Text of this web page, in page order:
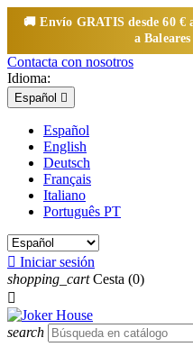
🚚 Envío GRATISdesde 60 €
a
Contacta con nosotros
Idioma:
Español 
Español
English
Deutsch
Français
Italiano
Português PT
 Iniciar sesión
shopping_cart Cesta (0)

search